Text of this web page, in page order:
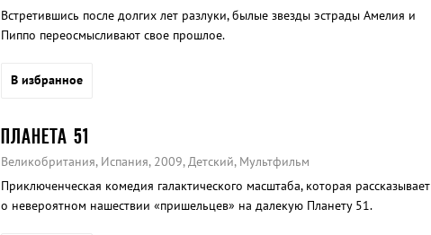
Встретившись после долгих лет разлуки, былые звезды эстрады Амелия и
Пиппо переосмысливают свое прошлое.
В избранное
ПЛАНЕТА 51
Великобритания, Испания, 2009, Детский, Мультфильм
Приключенческая комедия галактического масштаба, которая рассказывает
о невероятном нашествии «пришельцев» на далекую Планету 51.